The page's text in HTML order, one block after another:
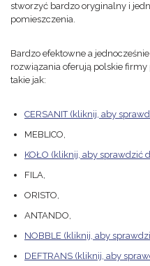
stworzyć bardzo oryginalny i
pomieszczenia.
Bardzo efektowne a
rozwiązania oferują polskie
takie jak:
CERSANIT (kliknij, aby
MEBLICO,
KOŁO (kliknij, aby sprawdzić
FILA,
ORISTO,
ANTANDO,
NOBBLE (kliknij, aby
DEFTRANS (kliknij, aby